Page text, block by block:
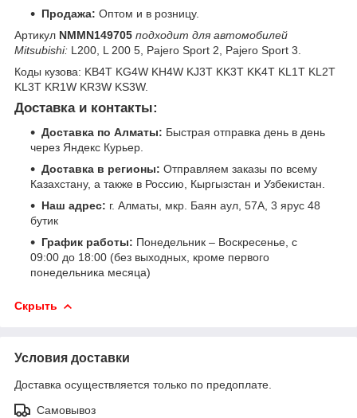
Продажа: Оптом и в розницу.
Артикул NMMN149705 подходит для автомобилей
Mitsubishi: L200, L 200 5, Pajero Sport 2, Pajero Sport 3.
Коды кузова: KB4T KG4W KH4W KJ3T KK3T KK4T KL1T KL2T
KL3T KR1W KR3W KS3W.
Доставка и контакты:
Доставка по Алматы: Быстрая отправка день в день
через Яндекс Курьер.
Доставка в регионы: Отправляем заказы по всему
Казахстану, а также в Россию, Кыргызстан и Узбекистан.
Наш адрес: г. Алматы, мкр. Баян аул, 57А, 3 ярус 48
бутик
График работы: Понедельник – Воскресенье, с
09:00 до 18:00 (без выходных, кроме первого
понедельника месяца)
Скрыть
Условия доставки
Доставка осуществляется только по предоплате.
Самовывоз